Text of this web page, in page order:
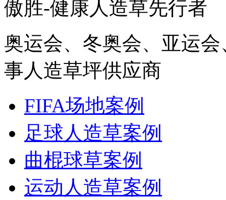
傲胜-健康人造草先行者
奥运会、冬奥会、亚运
事人造草坪供应商
FIFA场地案例
足球人造草案例
曲棍球草案例
运动人造草案例